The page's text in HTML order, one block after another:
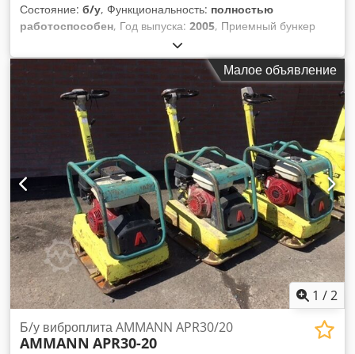
Состояние: б/у, Функциональность: полностью
работоспособен, Год выпуска: 2005, Приемный бункер
Dodpfx Akezq Szrehock Решетчатое дно Выгрузочный
конвейер Транспортерная лента длиной 12 м с шириной
ленты 650 мм.
Малое объявление
1 /2
Б/у виброплита AMMANN APR30/20
AMMANN APR30-20